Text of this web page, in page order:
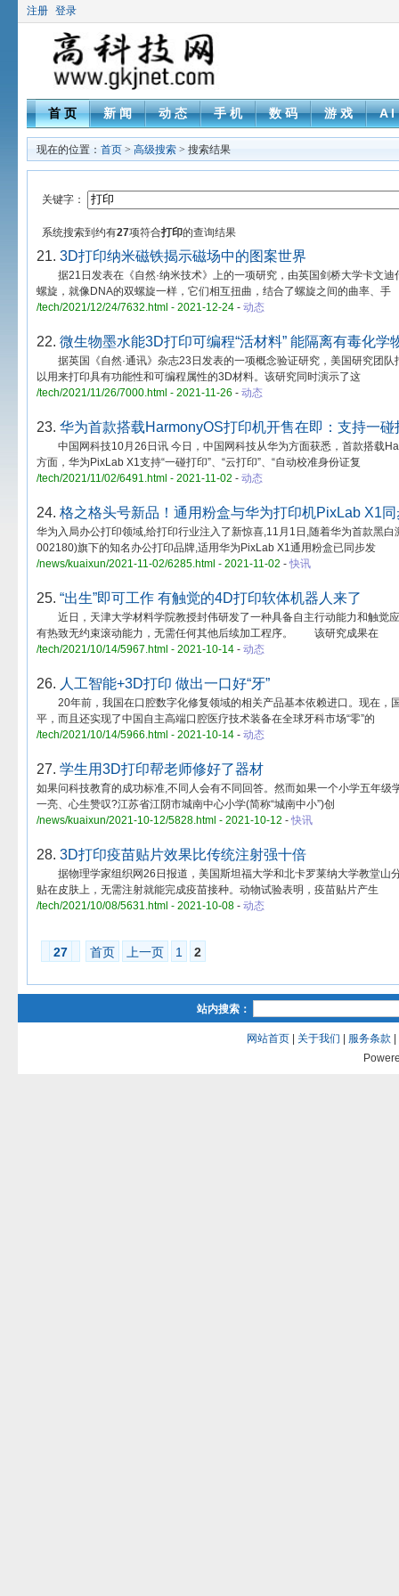
注册 登录
首 页 新 闻 动 态 手 机 数 码 游 戏 A I
现在的位置： 首页 > 高级搜索 > 搜索结果
关键字：
系统搜索到约有27项符合打印的查询结果
21. 3D打印纳米磁铁揭示磁场中的图案世界
据21日发表在《自然·纳米技术》上的一项研究，由英国剑桥大学卡文迪
螺旋，就像DNA的双螺旋一样，它们相互扭曲，结合了螺旋之间的曲率、手
/tech/2021/12/24/7632.html - 2021-12-24 - 动态
22. 微生物墨水能3D打印可编程“活材料” 能隔离有毒化学
据英国《自然·通讯》杂志23日发表的一项概念验证研究，美国研究团队
以用来打印具有功能性和可编程属性的3D材料。该研究同时演示了这
/tech/2021/11/26/7000.html - 2021-11-26 - 动态
23. 华为首款搭载HarmonyOS打印机开售在即：支持一碰
中国网科技10月26日讯 今日，中国网科技从华为方面获悉，首款搭载
方面，华为PixLab X1支持“一碰打印”、“云打印”、“自动校准身份证复
/tech/2021/11/02/6491.html - 2021-11-02 - 动态
24. 格之格头号新品！通用粉盒与华为打印机PixLab X1
华为入局办公打印领域,给打印行业注入了新惊喜,11月1日,随着华为首款黑
002180)旗下的知名办公打印品牌,适用华为PixLab X1通用粉盒已同步发
/news/kuaixun/2021-11-02/6285.html - 2021-11-02 - 快讯
25. “出生”即可工作 有触觉的4D打印软体机器人来了
近日，天津大学材料学院教授封伟研发了一种具备自主行动能力和触觉
有热致无约束滚动能力，无需任何其他后续加工程序。 该研究成果在
/tech/2021/10/14/5967.html - 2021-10-14 - 动态
26. 人工智能+3D打印 做出一口好“牙”
20年前，我国在口腔数字化修复领域的相关产品基本依赖进口。现在，
平，而且还实现了中国自主高端口腔医疗技术装备在全球牙科市场“零”的
/tech/2021/10/14/5966.html - 2021-10-14 - 动态
27. 学生用3D打印帮老师修好了器材
如果问科技教育的成功标准,不同人会有不同回答。然而如果一个小学五年
一亮、心生赞叹?江苏省江阴市城南中心小学(简称“城南中小”)创
/news/kuaixun/2021-10-12/5828.html - 2021-10-12 - 快讯
28. 3D打印疫苗贴片效果比传统注射强十倍
据物理学家组织网26日报道，美国斯坦福大学和北卡罗莱纳大学教堂山
贴在皮肤上，无需注射就能完成疫苗接种。动物试验表明，疫苗贴片产生
/tech/2021/10/08/5631.html - 2021-10-08 - 动态
27 首页 上一页 1 2
站内搜索：
网站首页 关于我们 服务条款